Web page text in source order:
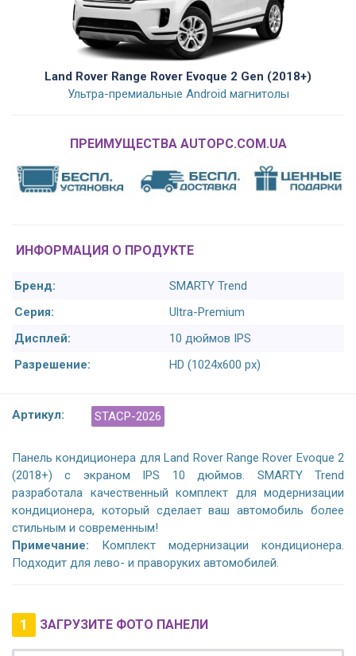
Land Rover Range Rover Evoque 2 Gen (2018+)
Ультра-премиальные Android магнитолы
ПРЕИМУЩЕСТВА AUTOPC.COM.UA
ИНФОРМАЦИЯ О ПРОДУКТЕ
Бренд:
SMARTY Trend
Серия:
Ultra-Premium
Дисплей:
10 дюймов IPS
Разрешение:
HD (1024х600 px)
Артикул: STACP-2026
Панель кондиционера для Land Rover Range Rover Evoque 2
(2018+) с экраном IPS 10 дюймов. SMARTY Trend
разработала качественный комплект для модернизации
кондиционера, который сделает ваш автомобиль более
стильным и современным!
Примечание: Комплект модернизации кондиционера.
Подходит для лево- и праворуких автомобилей.
1 ЗАГРУЗИТЕ ФОТО ПАНЕЛИ